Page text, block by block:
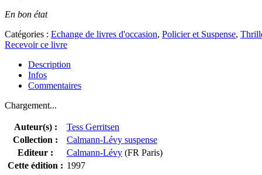
En bon état
Catégories : Echange de livres d'occasion, Policier et Suspense,
Recevoir ce livre
Description
Infos
Commentaires
Chargement...
Auteur(s) :
Tess Gerritsen
Collection :
Calmann-Lévy suspense
Editeur :
Calmann-Lévy (FR Paris)
Cette édition : 1997